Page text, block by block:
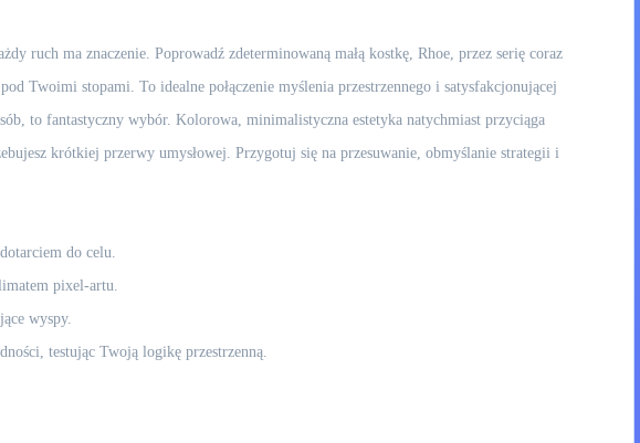
ruch ma znaczenie. Poprowadź zdeterminowaną małą kostkę, Rhoe, przez serię coraz
Twoimi stopami. To idealne połączenie myślenia przestrzennego i satysfakcjonującej
to fantastyczny wybór. Kolorowa, minimalistyczna estetyka natychmiast przyciąga
krótkiej przerwy umysłowej. Przygotuj się na przesuwanie, obmyślanie strategii i
do celu.
pixel-artu.
wyspy.
testując Twoją logikę przestrzenną.